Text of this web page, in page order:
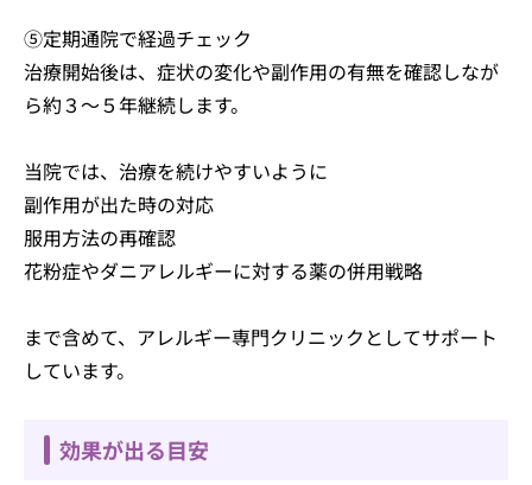
⑤定期通院で経過チェック
治療開始後は、症状の変化や副作用の有無を確認しなが
ら約３～５年継続します。
当院では、治療を続けやすいように
副作用が出た時の対応
服用方法の再確認
花粉症やダニアレルギーに対する薬の併用戦略
まで含めて、アレルギー専門クリニックとしてサポート
しています。
効果が出る目安